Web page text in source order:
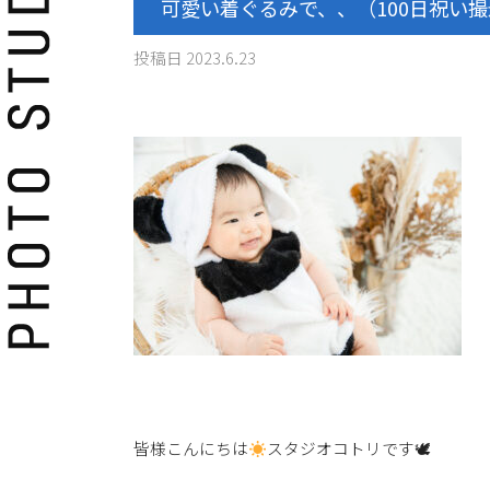
可愛い着ぐるみで、、（100日祝い撮
投稿日 2023.6.23
皆様こんにちは スタジオコトリです🕊